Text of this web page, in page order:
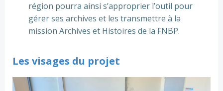
région pourra ainsi s’approprier l’outil pour
gérer ses archives et les transmettre à la
mission Archives et Histoires de la FNBP.
Les visages du projet